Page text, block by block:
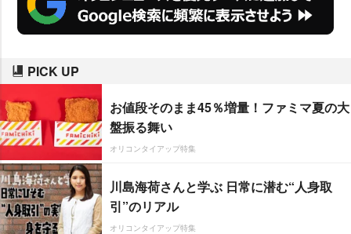
PICK UP
お値段そのまま45％増量！ファミマ夏の大
盤振る舞い
オリコンタイアップ特集
川島海荷さんと学ぶ 日常に潜む“人身取
引”のリアル
オリコンタイアップ特集